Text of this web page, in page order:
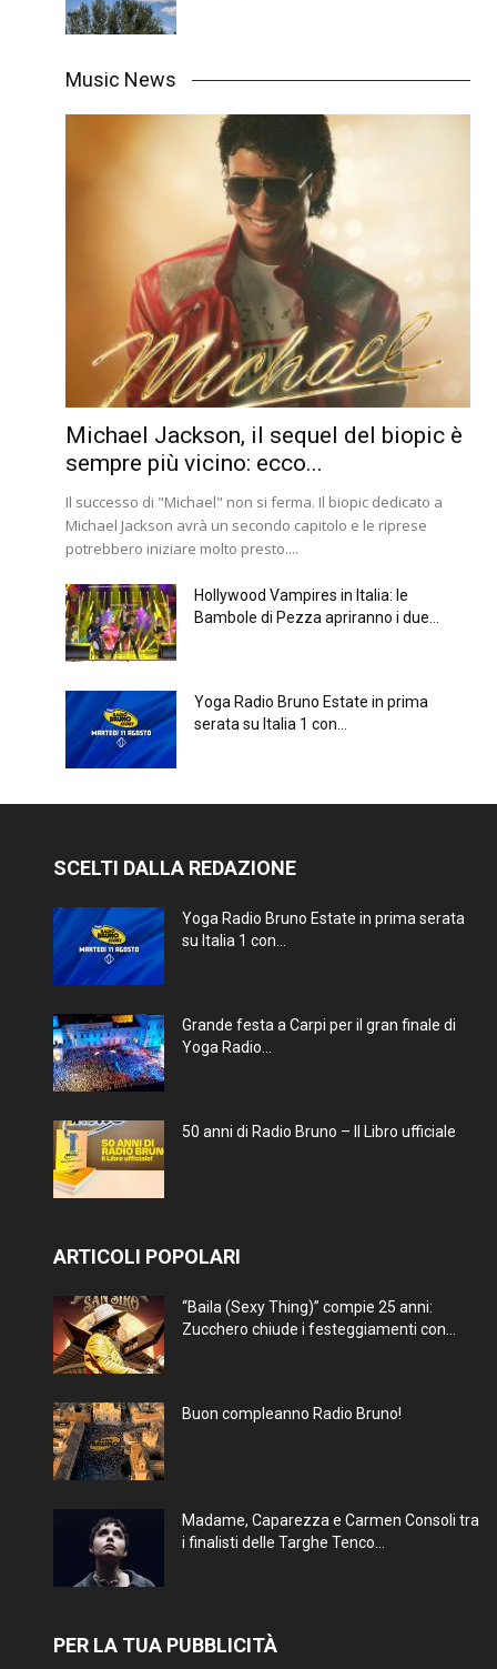
Music News
Michael Jackson, il sequel del biopic è
sempre più vicino: ecco...
Il successo di "Michael" non si ferma. Il biopic dedicato a
Michael Jackson avrà un secondo capitolo e le riprese
potrebbero iniziare molto presto....
Hollywood Vampires in Italia: le
Bambole di Pezza apriranno i due...
Yoga Radio Bruno Estate in prima
serata su Italia 1 con...
SCELTI DALLA REDAZIONE
Yoga Radio Bruno Estate in prima serata
su Italia 1 con...
Grande festa a Carpi per il gran finale di
Yoga Radio...
50 anni di Radio Bruno – Il Libro ufficiale
ARTICOLI POPOLARI
“Baila (Sexy Thing)” compie 25 anni:
Zucchero chiude i festeggiamenti con...
Buon compleanno Radio Bruno!
Madame, Caparezza e Carmen Consoli tra
i finalisti delle Targhe Tenco...
PER LA TUA PUBBLICITÀ